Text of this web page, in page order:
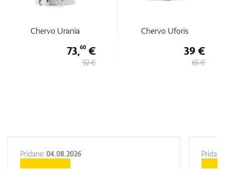
Chervo Urania
73,60€
92 €
Chervo Uforis
39 €
65 €
Pridane: 04.08.2026